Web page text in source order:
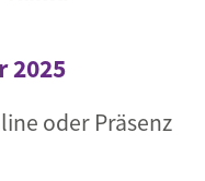
2025
oder Präsenz